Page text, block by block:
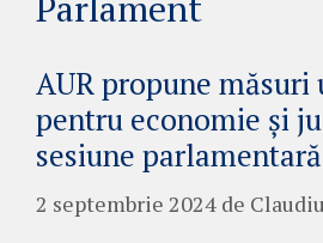
AUR propune măsuri
pentru economie și
sesiune parlamentară
2 septembrie 2024 de